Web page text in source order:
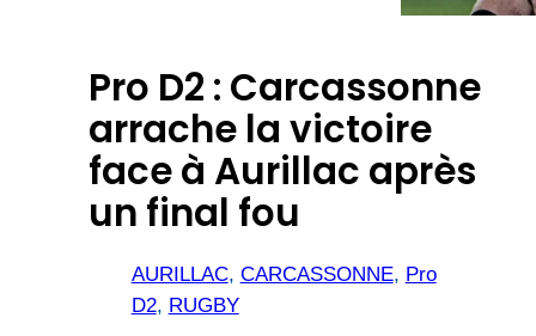
Pro D2 : Carcassonne
arrache la victoire
face à Aurillac après
un final fou
AURILLAC, CARCASSONNE, Pro
D2, RUGBY